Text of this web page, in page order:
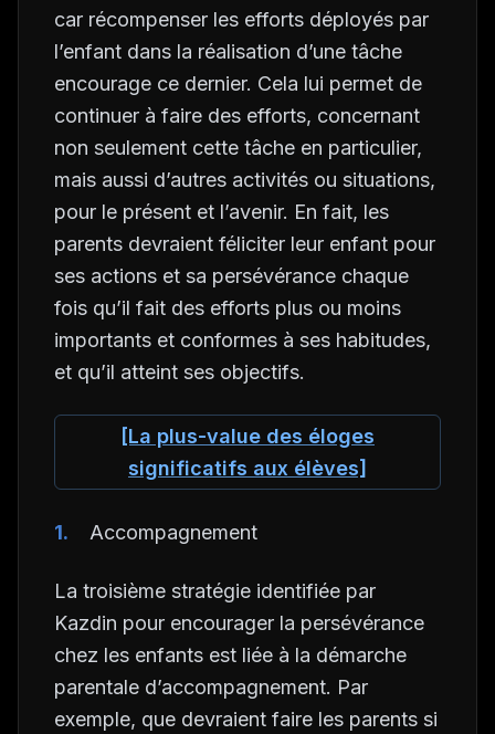
car récompenser les efforts déployés par
l’enfant dans la réalisation d’une tâche
encourage ce dernier. Cela lui permet de
continuer à faire des efforts, concernant
non seulement cette tâche en particulier,
mais aussi d’autres activités ou situations,
pour le présent et l’avenir. En fait, les
parents devraient féliciter leur enfant pour
ses actions et sa persévérance chaque
fois qu’il fait des efforts plus ou moins
importants et conformes à ses habitudes,
et qu’il atteint ses objectifs.
[La plus-value des éloges
significatifs aux élèves]
Accompagnement
La troisième stratégie identifiée par
Kazdin pour encourager la persévérance
chez les enfants est liée à la démarche
parentale d’accompagnement. Par
exemple, que devraient faire les parents si